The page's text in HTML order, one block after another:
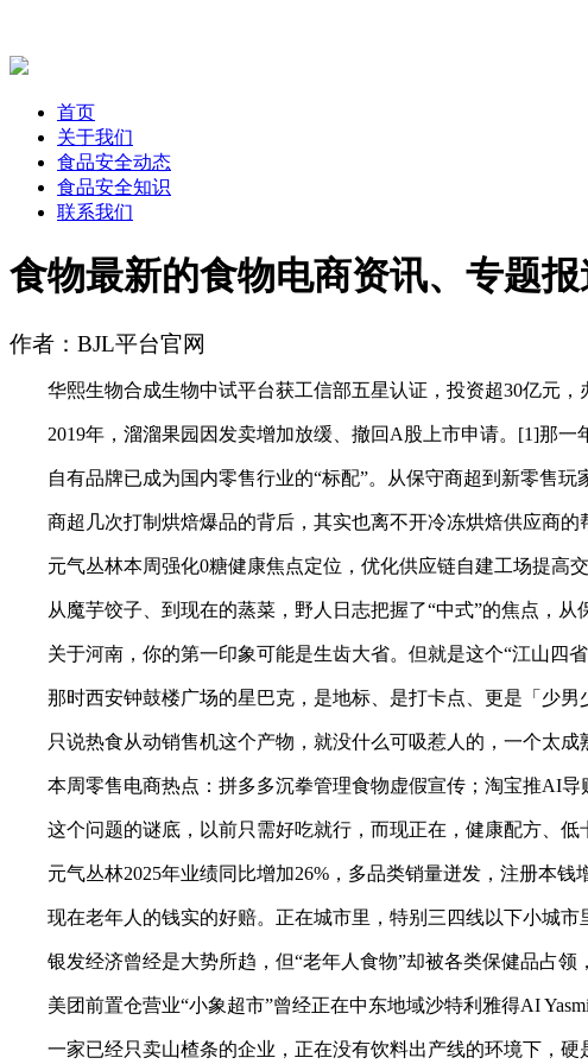
首页
关于我们
食品安全动态
食品安全知识
联系我们
食物最新的食物电商资讯、专题
作者：BJL平台官网
华熙生物合成生物中试平台获工信部五星认证，投资超30亿元，
2019年，溜溜果园因发卖增加放缓、撤回A股上市申请。[1]那一
自有品牌已成为国内零售行业的“标配”。从保守商超到新零售玩
商超几次打制烘焙爆品的背后，其实也离不开冷冻烘焙供应商的
元气丛林本周强化0糖健康焦点定位，优化供应链自建工场提高交
从魔芋饺子、到现在的蒸菜，野人日志把握了“中式”的焦点，从
关于河南，你的第一印象可能是生齿大省。但就是这个“江山四省
那时西安钟鼓楼广场的星巴克，是地标、是打卡点、更是「少男
只说热食从动销售机这个产物，就没什么可吸惹人的，一个太成
本周零售电商热点：拼多多沉拳管理食物虚假宣传；淘宝推AI导
这个问题的谜底，以前只需好吃就行，而现正在，健康配方、低
元气丛林2025年业绩同比增加26%，多品类销量迸发，注册本钱
现在老年人的钱实的好赔。正在城市里，特别三四线以下小城市
银发经济曾经是大势所趋，但“老年人食物”却被各类保健品占领
美团前置仓营业“小象超市”曾经正在中东地域沙特利雅得AI
一家已经只卖山楂条的企业，正在没有饮料出产线的环境下，硬